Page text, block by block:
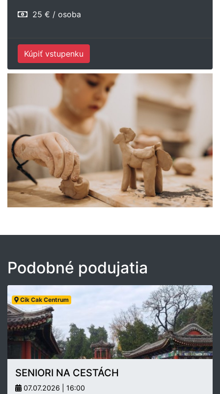
25 € / osoba
Kúpiť vstupenku
Podobné podujatia
Cik Cak Centrum
SENIORI NA CESTÁCH
07.07.2026 | 16:00